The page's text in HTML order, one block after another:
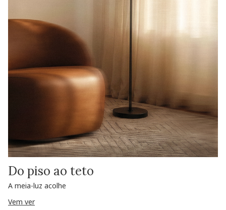
Do piso ao teto
A meia-luz acolhe
Vem ver